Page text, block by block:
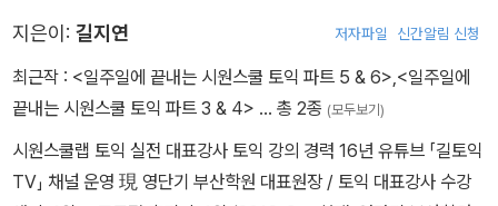
지은이: 길지연 저자파일 신간알림 신청
최근작 : <일주일에 끝내는 시원스쿨 토익 파트 5 & 6>,<일주일에
끝내는 시원스쿨 토익 파트 3 & 4> … 총 2종 (모두보기)
시원스쿨랩 토익 실전 대표강사 토익 강의 경력 16년 유튜브 「길토익
TV」 채널 운영 現 영단기 부산학원 대표원장 / 토익 대표강사 수강